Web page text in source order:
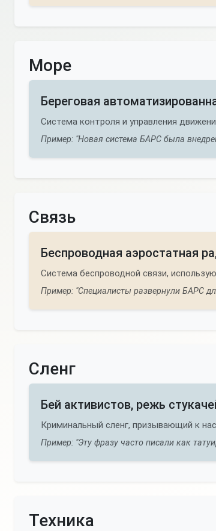
Море
Береговая
Система контроля и управления
Пример: "Новая система БАРС была
Связь
Беспроводная аэростатная
Система беспроводной связи,
Пример: "Специалисты развернули БАРС
Сленг
Бей активистов, режь
Криминальный сленг, призывающий к
Пример: "Эту фразу часто писали как
Техника